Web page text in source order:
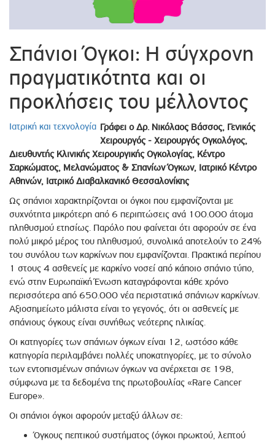
Σπάνιοι Όγκοι: Η σύγχρονη
πραγματικότητα και οι
προκλήσεις του μέλλοντος
Ιατρική και τεχνολογία Γράφει ο Δρ. Νικόλαος Βάσσος, Γενικός
Χειρουργός - Χειρουργός Ογκολόγος,
Διευθυντής Κλινικής Χειρουργικής Ογκολογίας, Κέντρο
Σαρκώματος, Μελανώματος & Σπανίων Όγκων, Ιατρικό Κέντρο
Αθηνών, Ιατρικό Διαβαλκανικό Θεσσαλονίκης
Ως σπάνιοι χαρακτηρίζονται οι όγκοι που εμφανίζονται με
συχνότητα μικρότερη από 6 περιπτώσεις ανά 100.000 άτομα
πληθυσμού ετησίως. Παρόλο που φαίνεται ότι αφορούν σε ένα
πολύ μικρό μέρος του πληθυσμού, συνολικά αποτελούν το 24%
του συνόλου των καρκίνων που εμφανίζονται. Πρακτικά περίπου
1 στους 4 ασθενείς με καρκίνο νοσεί από κάποιο σπάνιο τύπο,
ενώ στην Ευρωπαϊκή Ένωση καταγράφονται κάθε χρόνο
περισσότερα από 650.000 νέα περιστατικά σπάνιων καρκίνων.
Αξιοσημείωτο μάλιστα είναι το γεγονός, ότι οι ασθενείς με
σπάνιους όγκους είναι συνήθως νεότερης ηλικίας.
Οι κατηγορίες των σπάνιων όγκων είναι 12, ωστόσο κάθε
κατηγορία περιλαμβάνει πολλές υποκατηγορίες, με το σύνολο
των εντοπισμένων σπάνιων όγκων να ανέρχεται σε 198,
σύμφωνα με τα δεδομένα της πρωτοβουλίας «Rare Cancer
Europe».
Οι σπάνιοι όγκοι αφορούν μεταξύ άλλων σε:
Όγκους πεπτικού συστήματος (όγκοι πρωκτού, λεπτού